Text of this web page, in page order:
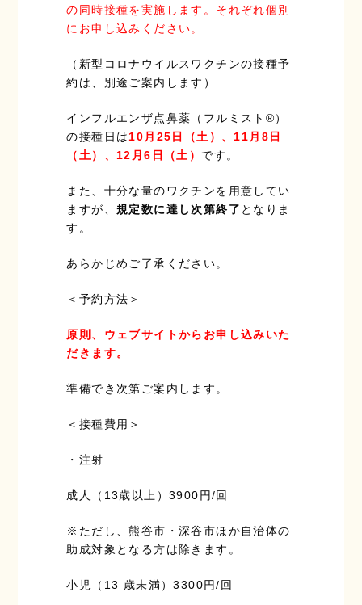
の同時接種を実施します。それぞれ個別
にお申し込みください。
（新型コロナウイルスワクチンの接種予
約は、別途ご案内します）
インフルエンザ点鼻薬（フルミスト®）
の接種日は10月25日（土）、11月8日
（土）、12月6日（土） です。
また、十分な量のワクチンを用意してい
ますが、 規定数に達し次第終了 となりま
す。
あらかじめご了承ください。
＜予約方法＞
原則、ウェブサイトからお申し込みいた
だきます。
準備でき次第ご案内します。
＜接種費用＞
・注射
成人（13歳以上）3900円/回
※ただし、熊谷市・深谷市ほか自治体の
助成対象となる方は除きます。
小児（13 歳未満）3300円/回